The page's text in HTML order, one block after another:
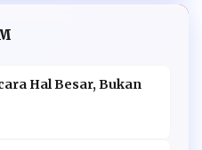
Hal Besar, Bukan